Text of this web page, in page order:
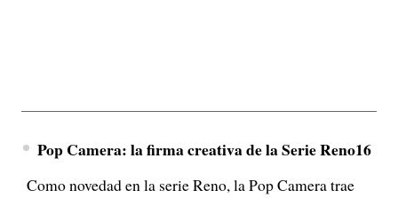
Pop Camera: la firma creativa de la Serie Reno16
Como novedad en la serie Reno, la Pop Camera trae